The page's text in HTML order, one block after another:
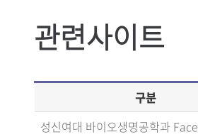
관련사이트
구분
성신여대 바이오생명공학과